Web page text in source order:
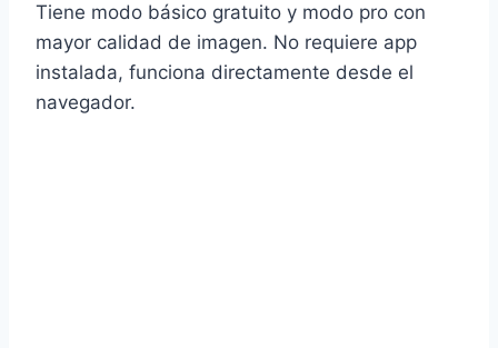
Tiene modo básico gratuito y modo pro con
mayor calidad de imagen. No requiere app
instalada, funciona directamente desde el
navegador.